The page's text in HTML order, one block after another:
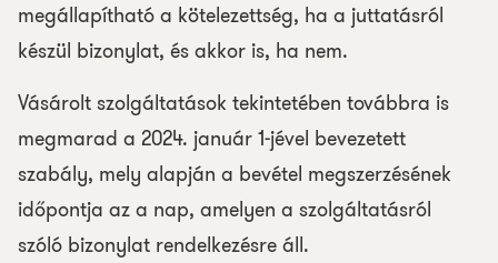
megállapítható a kötelezettség, ha a juttatásról
készül bizonylat, és akkor is, ha nem.
Vásárolt szolgáltatások tekintetében továbbra is
megmarad a 2024. január 1-jével bevezetett
szabály, mely alapján a bevétel megszerzésének
időpontja az a nap, amelyen a szolgáltatásról
szóló bizonylat rendelkezésre áll.